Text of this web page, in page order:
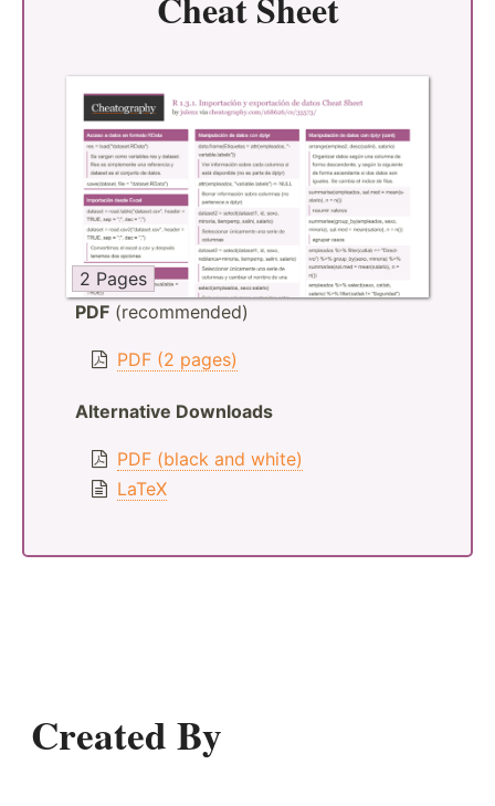
2 Pages
PDF (recommended)
PDF (2 pages)
Alternative Downloads
PDF (black and white)
LaTeX
Created By